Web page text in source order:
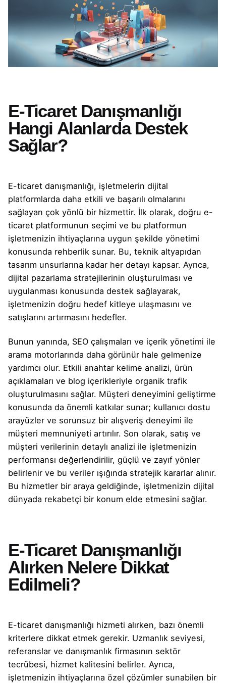
E-Ticaret Danışmanlığı
Hangi Alanlarda Destek
Sağlar?
E-ticaret danışmanlığı, işletmelerin dijital
platformlarda daha etkili ve başarılı olmalarını
sağlayan çok yönlü bir hizmettir. İlk olarak, doğru e-
ticaret platformunun seçimi ve bu platformun
işletmenizin ihtiyaçlarına uygun şekilde yönetimi
konusunda rehberlik sunar. Bu, teknik altyapıdan
tasarım unsurlarına kadar her detayı kapsar. Ayrıca,
dijital pazarlama stratejilerinin oluşturulması ve
uygulanması konusunda destek sağlayarak,
işletmenizin doğru hedef kitleye ulaşmasını ve
satışlarını artırmasını hedefler.
Bunun yanında, SEO çalışmaları ve içerik yönetimi ile
arama motorlarında daha görünür hale gelmenize
yardımcı olur. Etkili anahtar kelime analizi, ürün
açıklamaları ve blog içerikleriyle organik trafik
oluşturulmasını sağlar. Müşteri deneyimini geliştirme
konusunda da önemli katkılar sunar; kullanıcı dostu
arayüzler ve sorunsuz bir alışveriş deneyimi ile
müşteri memnuniyeti artırılır. Son olarak, satış ve
müşteri verilerinin detaylı analizi ile işletmenizin
performansı değerlendirilir, güçlü ve zayıf yönler
belirlenir ve bu veriler ışığında stratejik kararlar alınır.
Bu hizmetler bir araya geldiğinde, işletmenizin dijital
dünyada rekabetçi bir konum elde etmesini sağlar.
E-Ticaret Danışmanlığı
Alırken Nelere Dikkat
Edilmeli?
E-ticaret danışmanlığı hizmeti alırken, bazı önemli
kriterlere dikkat etmek gerekir. Uzmanlık seviyesi,
referanslar ve danışmanlık firmasının sektör
tecrübesi, hizmet kalitesini belirler. Ayrıca,
işletmenizin ihtiyaçlarına özel çözümler sunabilen bir